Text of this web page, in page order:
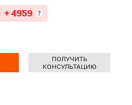
+ 4959 ?
ПОЛУЧИТЬ
КОНСУЛЬТАЦИЮ